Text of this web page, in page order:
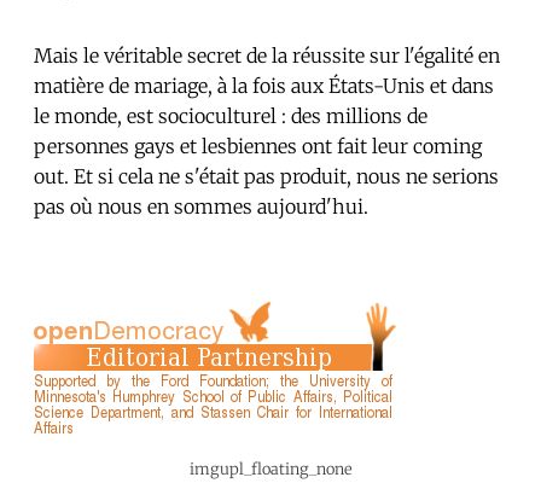
Mais le véritable secret de la réussite sur l'égalité en
matière de mariage, à la fois aux États-Unis et dans
le monde, est socioculturel : des millions de
personnes gays et lesbiennes ont fait leur coming
out. Et si cela ne s'était pas produit, nous ne serions
pas où nous en sommes aujourd'hui.
imgupl_floating_none